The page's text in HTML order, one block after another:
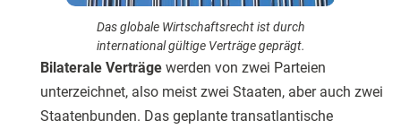
Das globale Wirtschaftsrecht ist durch
international gültige Verträge geprägt.
Bilaterale Verträge werden von zwei Parteien
unterzeichnet, also meist zwei Staaten, aber auch zwei
Staatenbunden. Das geplante transatlantische